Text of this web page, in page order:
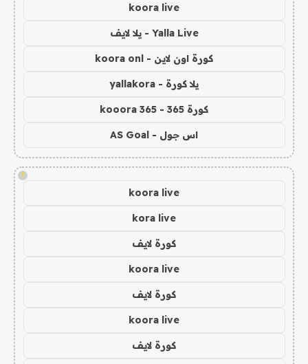
koora live
Yalla Live - يلا لايف
كورة اون لاين - koora onl
يلا كورة - yallakora
كورة 365 - kooora 365
اس جول - AS Goal
!
koora live
kora live
كورة لايف
koora live
كورة لايف
koora live
كورة لايف